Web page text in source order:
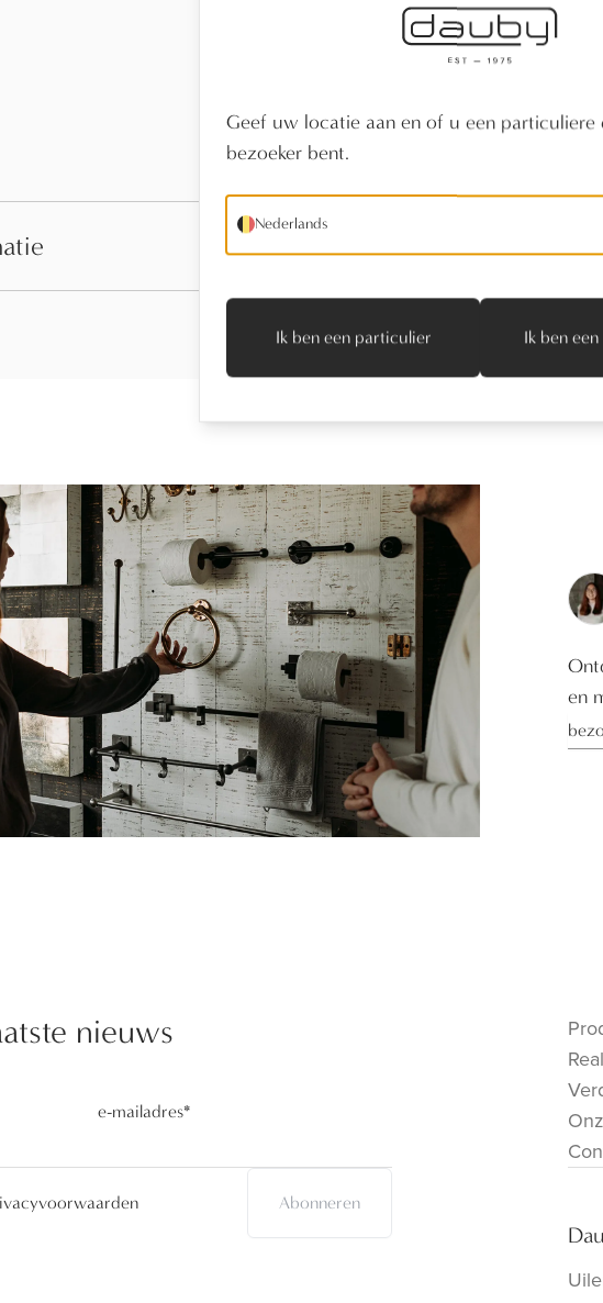
en
nieuws
e-mailadres*
Abonneren
Geef uw locatie aan en of u een particuliere
bezoeker bent.
Nederlands
Ik ben een particulier Ik ben